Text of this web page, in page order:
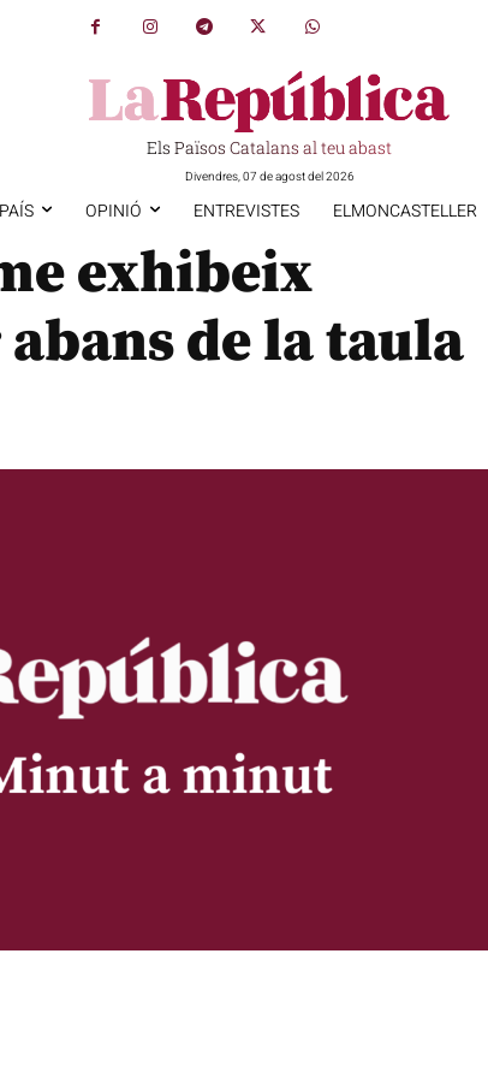
Els Països Catalans al teu abast
Divendres, 07 de agost del 2026
OPINIÓ ENTREVISTES ELMONCASTELLER
exhibeix
de la taula